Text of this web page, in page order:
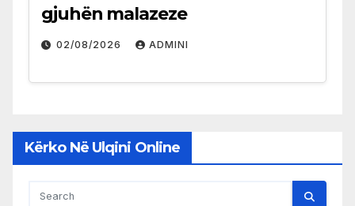
gjuhën malazeze
02/08/2026 ADMINI
Kërko Në Ulqini Online